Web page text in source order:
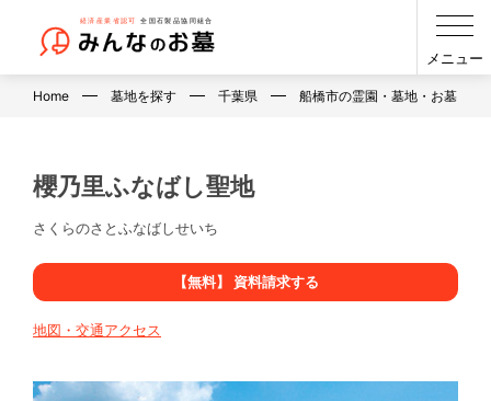
メニュー
Home 墓地を探す 千葉県 船橋市の霊園・墓地・お墓
櫻乃里ふなばし聖地
さくらのさとふなばしせいち
【無料】 資料請求する
地図・交通アクセス